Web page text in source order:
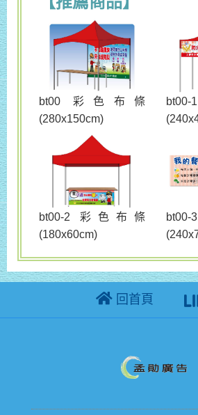
bt00 彩色布條
(280x150cm)
bt00-2 彩色布條
(180x60cm)
回首頁